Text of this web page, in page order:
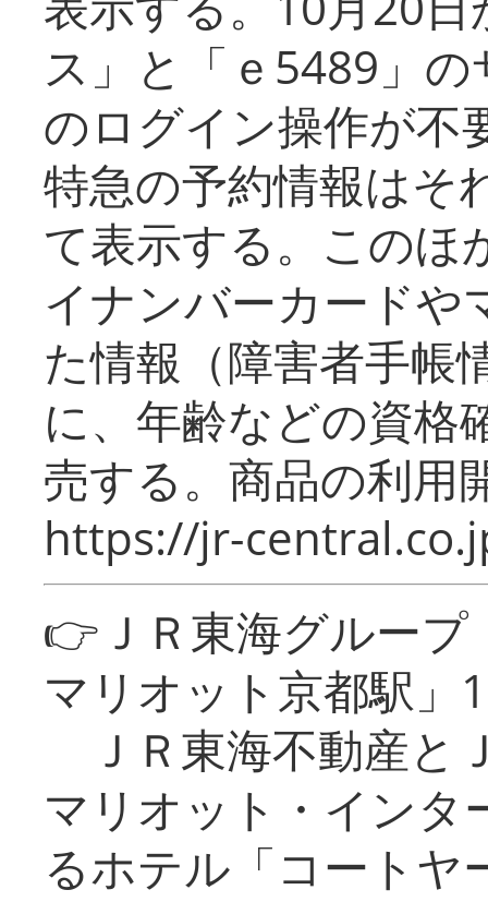
ス」と「ｅ5489」
のログイン操作が不
特急の予約情報はそ
て表示する。このほ
イナンバーカードや
た情報（障害者手帳
に、年齢などの資格
売する。商品の利用
https://jr-
👉ＪＲ東海グルー
マリオット京都駅」
ＪＲ東海不動産と
マリオット・インタ
るホテル「コートヤ